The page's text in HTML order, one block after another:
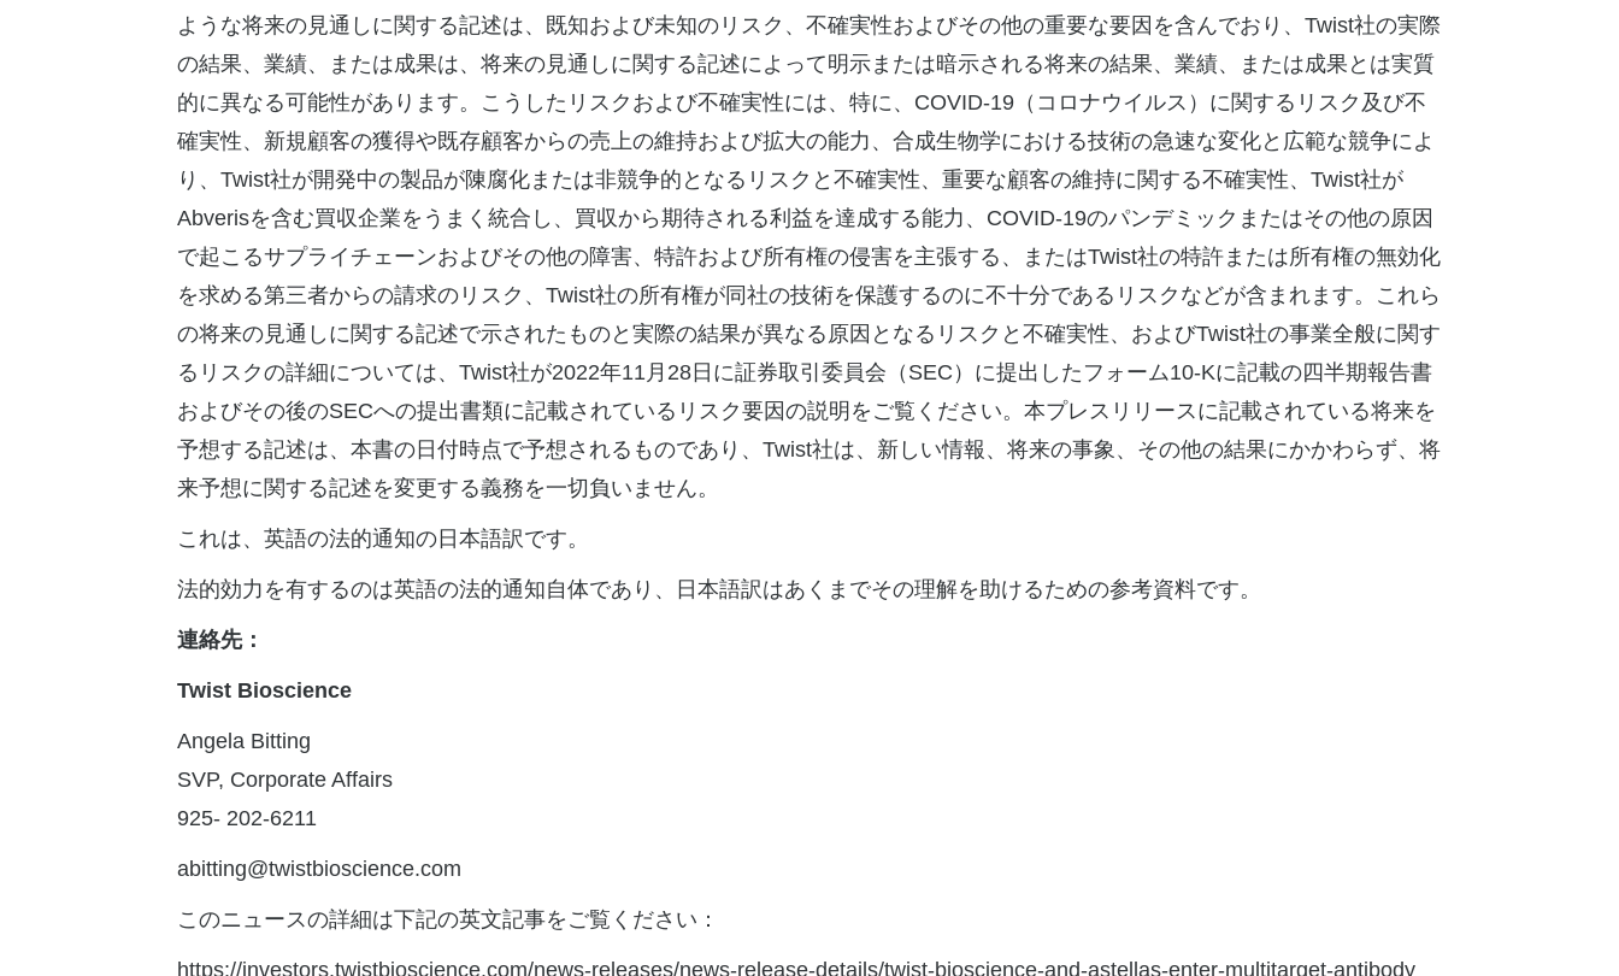
ような将来の見通しに関する記述は、既知および未知のリスク、不確実性およびその他の重要な要因を含んでおり、Twist社の実際
の結果、業績、または成果は、将来の見通しに関する記述によって明示または暗示される将来の結果、業績、または成果とは実質
的に異なる可能性があります。こうしたリスクおよび不確実性には、特に、COVID-19（コロナウイルス）に関するリスク及び不
確実性、新規顧客の獲得や既存顧客からの売上の維持および拡大の能力、合成生物学における技術の急速な変化と広範な競争によ
り、Twist社が開発中の製品が陳腐化または非競争的となるリスクと不確実性、重要な顧客の維持に関する不確実性、Twist社が
Abverisを含む買収企業をうまく統合し、買収から期待される利益を達成する能力、COVID-19のパンデミックまたはその他の原因
で起こるサプライチェーンおよびその他の障害、特許および所有権の侵害を主張する、またはTwist社の特許または所有権の無効化
を求める第三者からの請求のリスク、Twist社の所有権が同社の技術を保護するのに不十分であるリスクなどが含まれます。これら
の将来の見通しに関する記述で示されたものと実際の結果が異なる原因となるリスクと不確実性、およびTwist社の事業全般に関す
るリスクの詳細については、Twist社が2022年11月28日に証券取引委員会（SEC）に提出したフォーム10-Kに記載の四半期報告書
およびその後のSECへの提出書類に記載されているリスク要因の説明をご覧ください。本プレスリリースに記載されている将来を
予想する記述は、本書の日付時点で予想されるものであり、Twist社は、新しい情報、将来の事象、その他の結果にかかわらず、将
来予想に関する記述を変更する義務を一切負いません。
これは、英語の法的通知の日本語訳です。
法的効力を有するのは英語の法的通知自体であり、日本語訳はあくまでその理解を助けるための参考資料です。
連絡先：
Twist Bioscience
Angela Bitting
SVP, Corporate Affairs
925- 202-6211
abitting@twistbioscience.com
このニュースの詳細は下記の英文記事をご覧ください：
https://investors.twistbioscience.com/news-releases/news-release-details/twist-bioscience-and-astellas-enter-multitarget-antibody